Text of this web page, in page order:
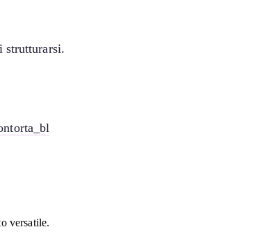
strutturarsi.
versatile.